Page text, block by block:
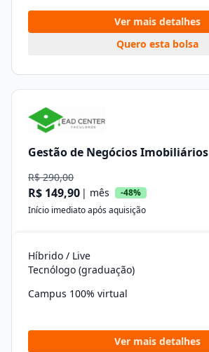
Ver mais detalhes
Quero esta bolsa
Gestão de Negócios Imobiliários
R$ 290,00
R$ 149,90 | mês
-48%
Início imediato após aquisição
Híbrido / Live
Tecnólogo (graduação)
Campus 100% virtual
Ver mais detalhes